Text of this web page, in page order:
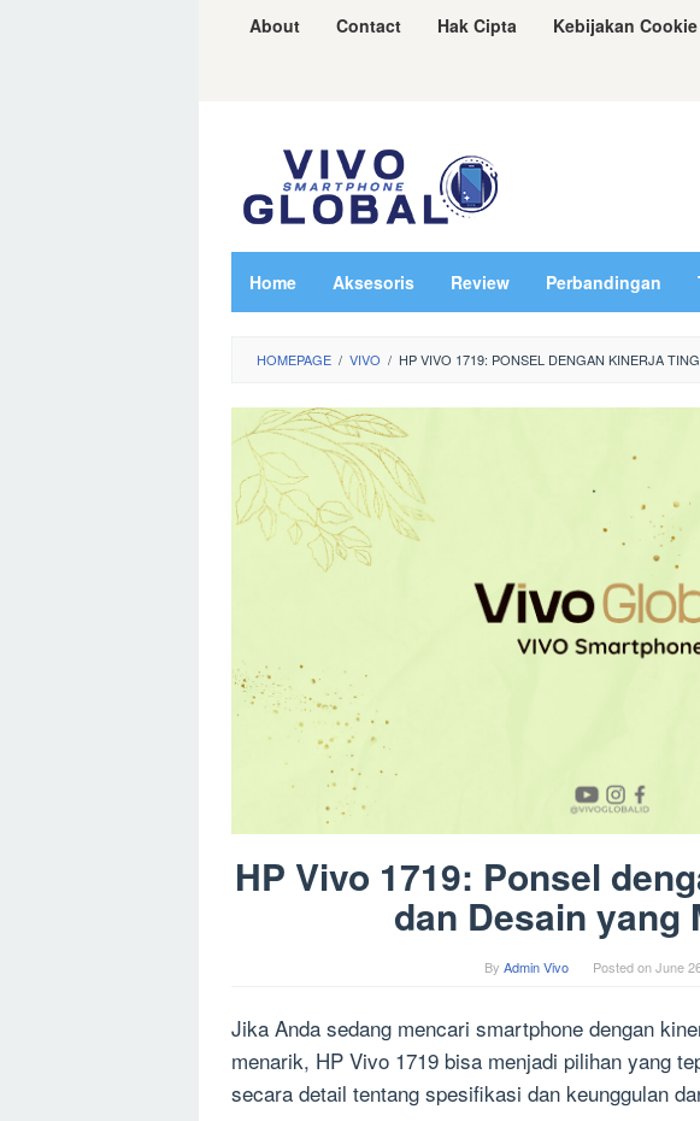
About Contact Hak Cipta Kebijakan Cookie
Home Aksesoris Review Perbandingan
HOMEPAGE / VIVO / HP VIVO 1719: PONSEL DENGAN KINERJA
HP Vivo 1719: Ponsel
dan Desain yang
By Admin Vivo Posted onJune
Jika Anda sedang mencari smartphone dengan
menarik, HP Vivo 1719 bisa menjadi pilihan yang
secara detail tentang spesifikasi dan keunggulan